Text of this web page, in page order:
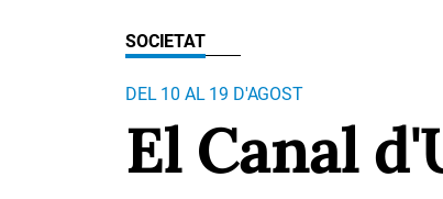
SOCIETAT
DEL 10 AL 19 D'AGOST
El Canal